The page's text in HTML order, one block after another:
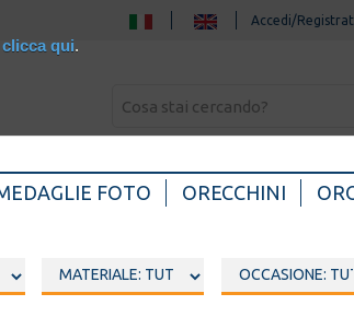
Accedi/
FOTO ORECCHINI
clicca qui.